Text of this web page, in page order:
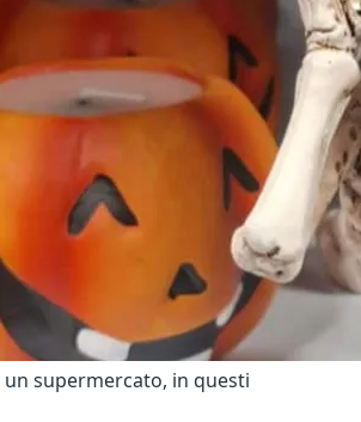
un supermercato, in questi